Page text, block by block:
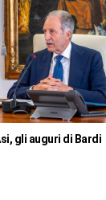
gli auguri di Bardi